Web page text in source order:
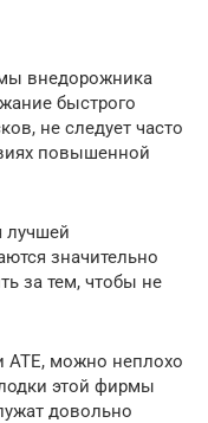
внедорожника
быстрого
не следует часто
повышенной
лучшей
значительно
за тем, чтобы не
ATE, можно неплохо
этой фирмы
довольно